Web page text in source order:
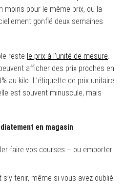
moins pour le même prix, ou la
gonflé deux semaines
reste le prix à l’unité de mesure
afficher des prix proches en
au kilo. L’étiquette de prix unitaire
est souvent minuscule, mais
en magasin
faire vos courses – ou emporter
tenir, même si vous avez oublié